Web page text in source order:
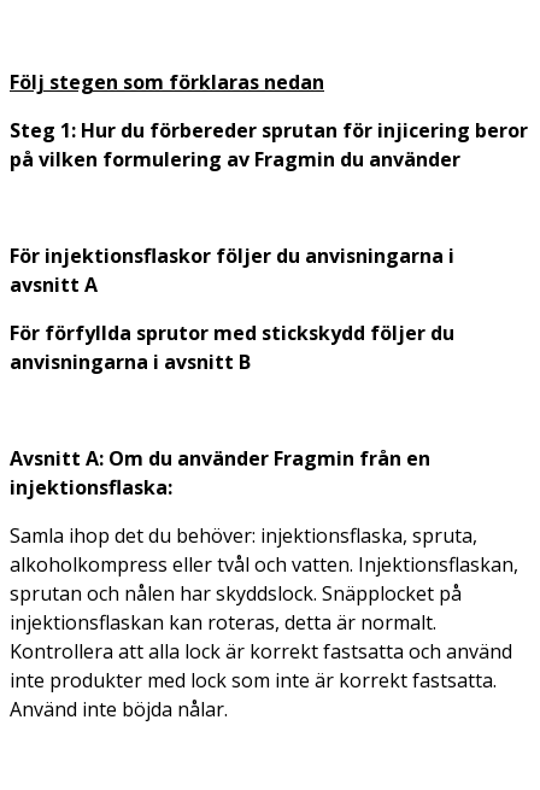
Följ stegen som förklaras nedan
Steg 1: Hur du förbereder sprutan för injicering beror
på vilken formulering av Fragmin du använder
För injektionsflaskor följer du anvisningarna i
avsnitt A
För förfyllda sprutor med stickskydd följer du
anvisningarna i avsnitt B
Avsnitt A: Om du använder Fragmin från en
injektionsflaska:
Samla ihop det du behöver: injektionsflaska, spruta,
alkoholkompress eller tvål och vatten. Injektionsflaskan,
sprutan och nålen har skyddslock. Snäpplocket på
injektionsflaskan kan roteras, detta är normalt.
Kontrollera att alla lock är korrekt fastsatta och använd
inte produkter med lock som inte är korrekt fastsatta.
Använd inte böjda nålar.